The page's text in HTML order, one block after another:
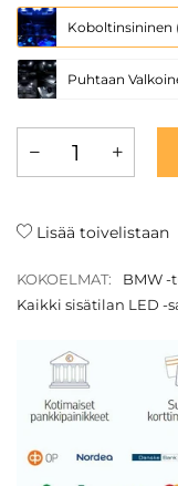
Koboltinsininen
Puhtaan
Lisää toivelistaan
KOKOELMAT: BMW
Kaikki sisätilan LED -